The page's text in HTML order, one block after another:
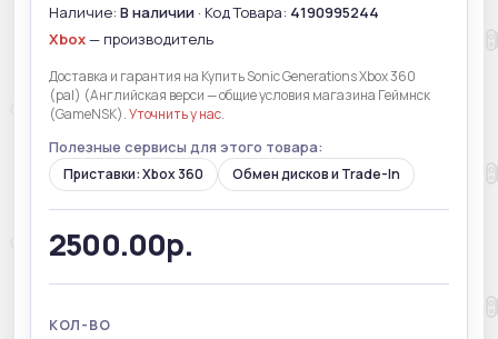
Наличие: В наличии · Код Товара: 4190995244
Xbox— производитель
Доставка и гарантия на Купить Sonic Generations Xbox 360
(pal) (Английская верси — общие условия магазина Геймнск
(GameNSK).Уточнить у нас.
Полезные сервисы для этого товара:
Приставки: Xbox 360 Обмен дисков и Trade-In
2500.00р.
КОЛ-ВО